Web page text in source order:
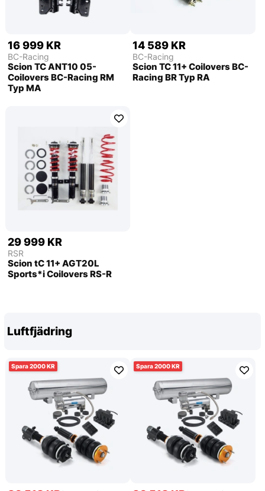
16 999 KR
BC-Racing
Scion TC ANT10 05-
Coilovers BC-Racing RM
Typ MA
14 589 KR
BC-Racing
Scion TC 11+ Coilovers BC-
Racing BR Typ RA
29 999 KR
RSR
Scion tC 11+ AGT20L
Sports*i Coilovers RS-R
Luftfjädring
2000 2000